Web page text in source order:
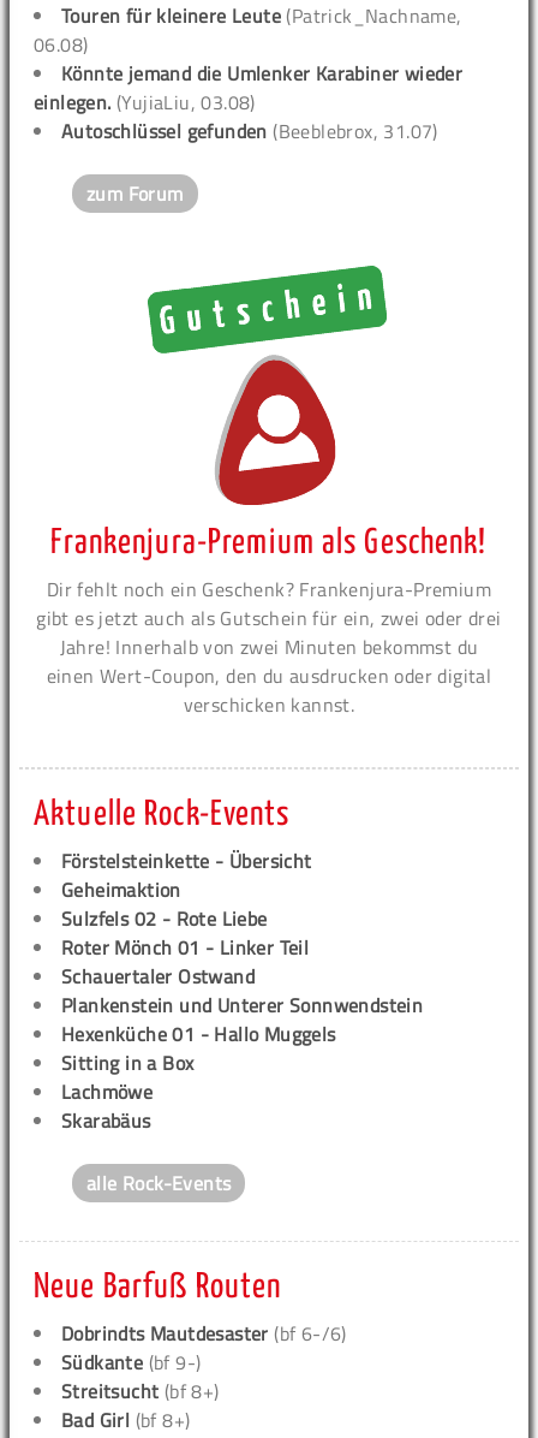
Touren für kleinere Leute (Patrick_Nachname,
06.08)
Könnte jemand die Umlenker Karabiner wieder
einlegen. (YujiaLiu, 03.08)
Autoschlüssel gefunden (Beeblebrox, 31.07)
zum Forum
Frankenjura-Premium als Geschenk!
Dir fehlt noch ein Geschenk? Frankenjura-Premium
gibt es jetzt auch als Gutschein für ein, zwei oder drei
Jahre! Innerhalb von zwei Minuten bekommst du
einen Wert-Coupon, den du ausdrucken oder digital
verschicken kannst.
Aktuelle Rock-Events
Förstelsteinkette - Übersicht
Geheimaktion
Sulzfels 02 - Rote Liebe
Roter Mönch 01 - Linker Teil
Schauertaler Ostwand
Plankenstein und Unterer Sonnwendstein
Hexenküche 01 - Hallo Muggels
Sitting in a Box
Lachmöwe
Skarabäus
alle Rock-Events
Neue Barfuß Routen
Dobrindts Mautdesaster (bf 6-/6)
Südkante (bf 9-)
Streitsucht (bf 8+)
Bad Girl (bf 8+)